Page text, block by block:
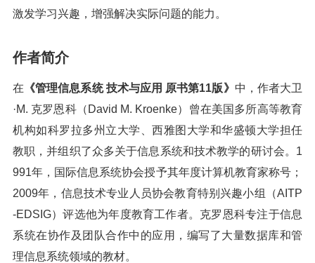
激发学习兴趣，增强解决实际问题的能力。
作者简介
在 《管理信息系统 技术与应用 原书第11版》 中，作者大卫
·M. 克罗恩科（David M. Kroenke）曾在美国多所高等教育
机构如科罗拉多州立大学、西雅图大学和华盛顿大学担任
教职，并组织了众多关于信息系统和技术教学的研讨会。1
991年，国际信息系统协会授予其年度计算机教育家称号；
2009年，信息技术专业人员协会教育特别兴趣小组（AITP
-EDSIG）评选他为年度教育工作者。克罗恩科专注于信息
系统在协作及团队合作中的应用，编写了大量数据库和管
理信息系统领域的教材。